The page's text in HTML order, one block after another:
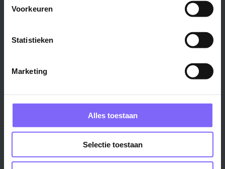
Voorkeuren
Statistieken
Marketing
Alles toestaan
Selectie toestaan
Roermond ›
Alle steden ›
Techniek & Productie ›
Administratie ›
Alle vakgebieden ›
Verpleegkundige ›
Administratief medewerker ›
HR adviseur ›
Onderwijsassistent ›
Alle functies ›